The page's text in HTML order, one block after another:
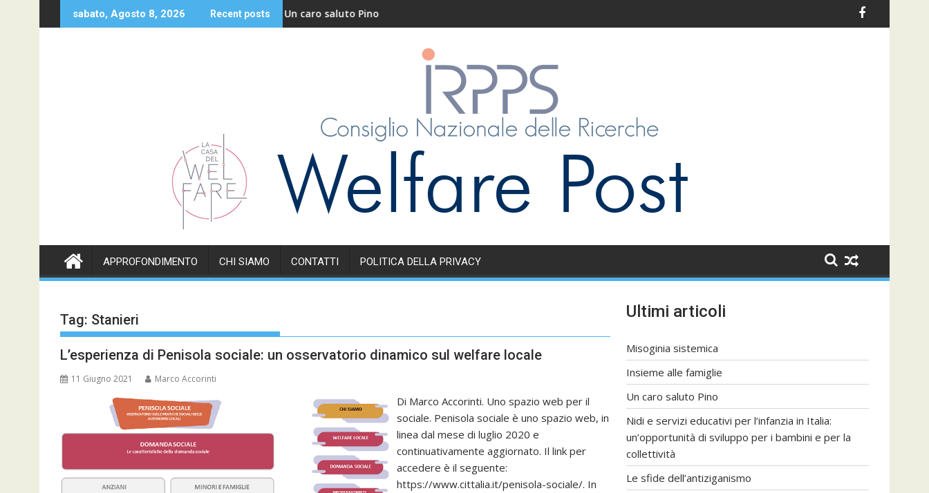
to
sabato, Agosto 8, 2026 Recent posts
alle famiglie Un caro saluto Pino Nidi e servizi educativi per l’infanzia in Italia: un’opportunità di sviluppo per i
Le sfide dell’antiziganismo
APPROFONDIMENTO CHI SIAMO CONTATTI POLITICA DELLA PRIVACY
Tag: Stanieri
L’esperienza di Penisola sociale: un osservatorio dinamico sul welfare locale
11 Giugno 2021 Marco Accorinti
Di Marco Accorinti. Uno spazio web per il
sociale. Penisola sociale è uno spazio web, in
linea dal mese di luglio 2020 e
continuativamente aggiornato. Il link per
accedere è il seguente:
https://www.cittalia.it/penisola-sociale/. In
Ultimi articoli
Misoginia sistemica
Insieme alle famiglie
Un caro saluto Pino
Nidi e servizi educativi per l’infanzia in Italia:
un’opportunità di sviluppo per i bambini e per la
collettività
Le sfide dell’antiziganismo